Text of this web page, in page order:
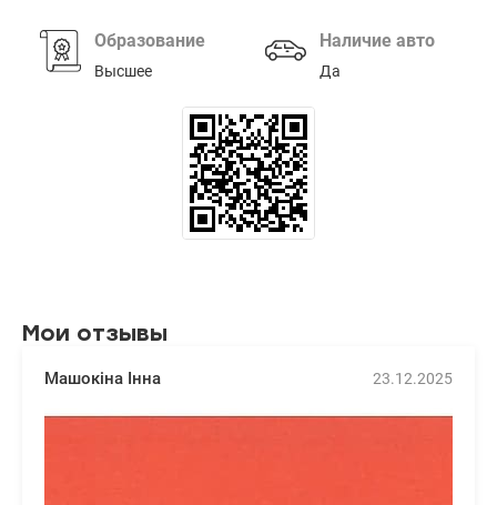
Образование
Высшее
Наличие авто
Да
Мои отзывы
Машокіна Інна 23.12.2025